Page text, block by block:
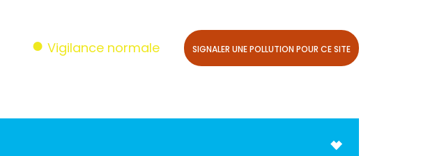
Vigilance normale SIGNALER UNE POLLUTION POUR CE SITE